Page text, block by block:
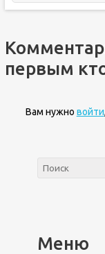
первым
Вам нужно войти
Меню